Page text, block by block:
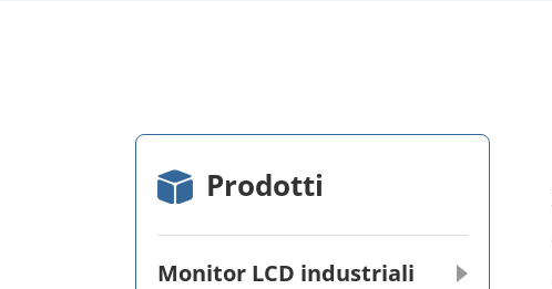
Prodotti
Monitor LCD industriali